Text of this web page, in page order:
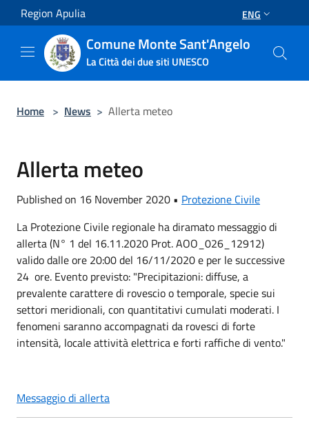
Salta al contenuto principale
Region Apulia ENG
Comune Monte Sant'Angelo
La Città dei due siti UNESCO
Home > News > Allerta meteo
Allerta meteo
Published on 16 November 2020 • Protezione Civile
La Protezione Civile regionale ha diramato messaggio di
allerta (N° 1 del 16.11.2020 Prot. AOO_026_12912)
valido dalle ore 20:00 del 16/11/2020 e per le successive
24 ore. Evento previsto: "Precipitazioni: diffuse, a
prevalente carattere di rovescio o temporale, specie sui
settori meridionali, con quantitativi cumulati moderati. I
fenomeni saranno accompagnati da rovesci di forte
intensità, locale attività elettrica e forti raffiche di vento."
Messaggio di allerta